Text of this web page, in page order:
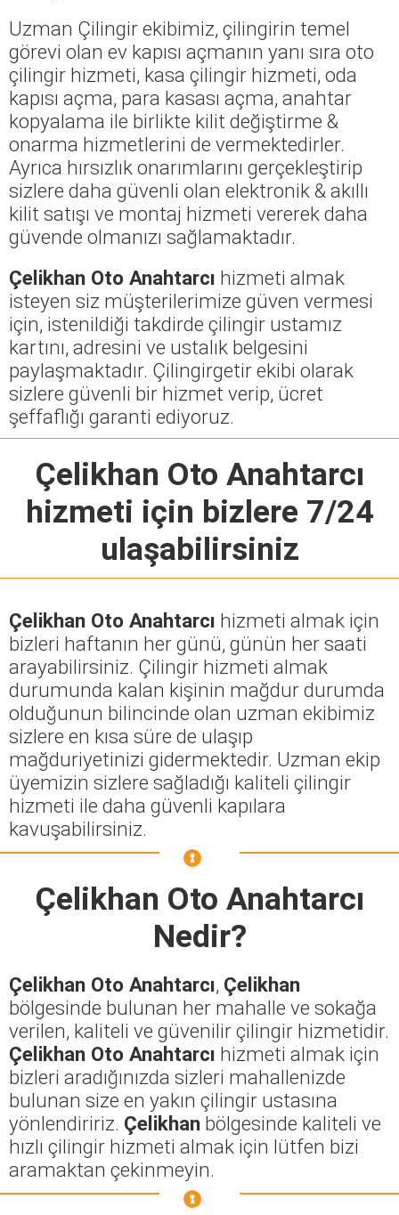
Uzman Çilingir ekibimiz, çilingirin temel
görevi olan ev kapısı açmanın yanı sıra oto
çilingir hizmeti, kasa çilingir hizmeti, oda
kapısı açma, para kasası açma, anahtar
kopyalama ile birlikte kilit değiştirme &
onarma hizmetlerini de vermektedirler.
Ayrıca hırsızlık onarımlarını gerçekleştirip
sizlere daha güvenli olan elektronik & akıllı
kilit satışı ve montaj hizmeti vererek daha
güvende olmanızı sağlamaktadır.
Çelikhan Oto Anahtarcı hizmeti almak
isteyen siz müşterilerimize güven vermesi
için, istenildiği takdirde çilingir ustamız
kartını, adresini ve ustalık belgesini
paylaşmaktadır. Çilingirgetir ekibi olarak
sizlere güvenli bir hizmet verip, ücret
şeffaflığı garanti ediyoruz.
Çelikhan Oto Anahtarcı
hizmeti için bizlere 7/24
ulaşabilirsiniz
Çelikhan Oto Anahtarcı hizmeti almak için
bizleri haftanın her günü, günün her saati
arayabilirsiniz. Çilingir hizmeti almak
durumunda kalan kişinin mağdur durumda
olduğunun bilincinde olan uzman ekibimiz
sizlere en kısa süre de ulaşıp
mağduriyetinizi gidermektedir. Uzman ekip
üyemizin sizlere sağladığı kaliteli çilingir
hizmeti ile daha güvenli kapılara
kavuşabilirsiniz.
Çelikhan Oto Anahtarcı
Nedir?
Çelikhan Oto Anahtarcı, Çelikhan
bölgesinde bulunan her mahalle ve sokağa
verilen, kaliteli ve güvenilir çilingir hizmetidir.
Çelikhan Oto Anahtarcı hizmeti almak için
bizleri aradığınızda sizleri mahallenizde
bulunan size en yakın çilingir ustasına
yönlendiririz. Çelikhan bölgesinde kaliteli ve
hızlı çilingir hizmeti almak için lütfen bizi
aramaktan çekinmeyin.